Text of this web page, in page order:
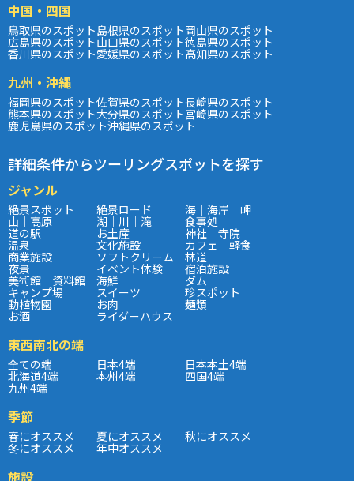
中国・四国
鳥取県のスポット島根県のスポット岡山県のスポット
広島県のスポット山口県のスポット徳島県のスポット
香川県のスポット愛媛県のスポット高知県のスポット
九州・沖縄
福岡県のスポット佐賀県のスポット長崎県のスポット
熊本県のスポット大分県のスポット宮崎県のスポット
鹿児島県のスポット沖縄県のスポット
詳細条件からツーリングスポットを探す
ジャンル
絶景スポット 絶景ロード 海｜海岸｜岬
山｜高原 湖｜川｜滝 食事処
道の駅 お土産 神社｜寺院
温泉 文化施設 カフェ｜軽食
商業施設 ソフトクリーム 林道
夜景 イベント体験 宿泊施設
美術館｜資料館 海鮮 ダム
キャンプ場 スイーツ 珍スポット
動植物園 お肉 麺類
お酒 ライダーハウス
東西南北の端
全ての端 日本4端 日本本土4端
北海道4端 本州4端 四国4端
九州4端
季節
春にオススメ 夏にオススメ 秋にオススメ
冬にオススメ 年中オススメ
施設